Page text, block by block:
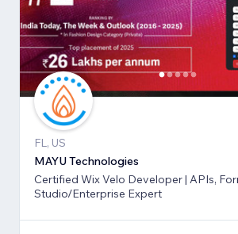
FL, US
MAYU Technologies
Certified Wix Velo Developer | APIs,
Studio/Enterprise Expert